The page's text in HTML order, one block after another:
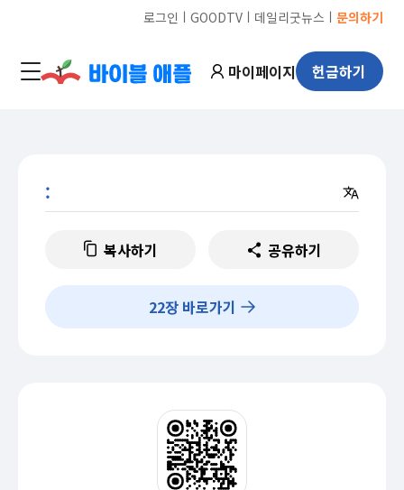
로그인 ㅣ GOODTVㅣ 데일리굿뉴스 ㅣ 문의하기
마이페이지 헌금하기
:
복사하기 공유하기
22장 바로가기